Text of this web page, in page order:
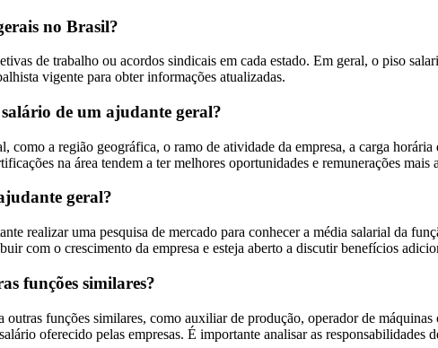
no Brasil?
de trabalho ou acordos sindicais em cada estado. Em geral, o piso
vigente para obter informações atualizadas.
de um ajudante geral?
a região geográfica, o ramo de atividade da empresa, a carga
na área tendem a ter melhores oportunidades e remunerações mais
geral?
realizar uma pesquisa de mercado para conhecer a média salarial da
com o crescimento da empresa e esteja aberto a discutir benefícios
funções similares?
funções similares, como auxiliar de produção, operador de
oferecido pelas empresas. É importante analisar as responsabilidades